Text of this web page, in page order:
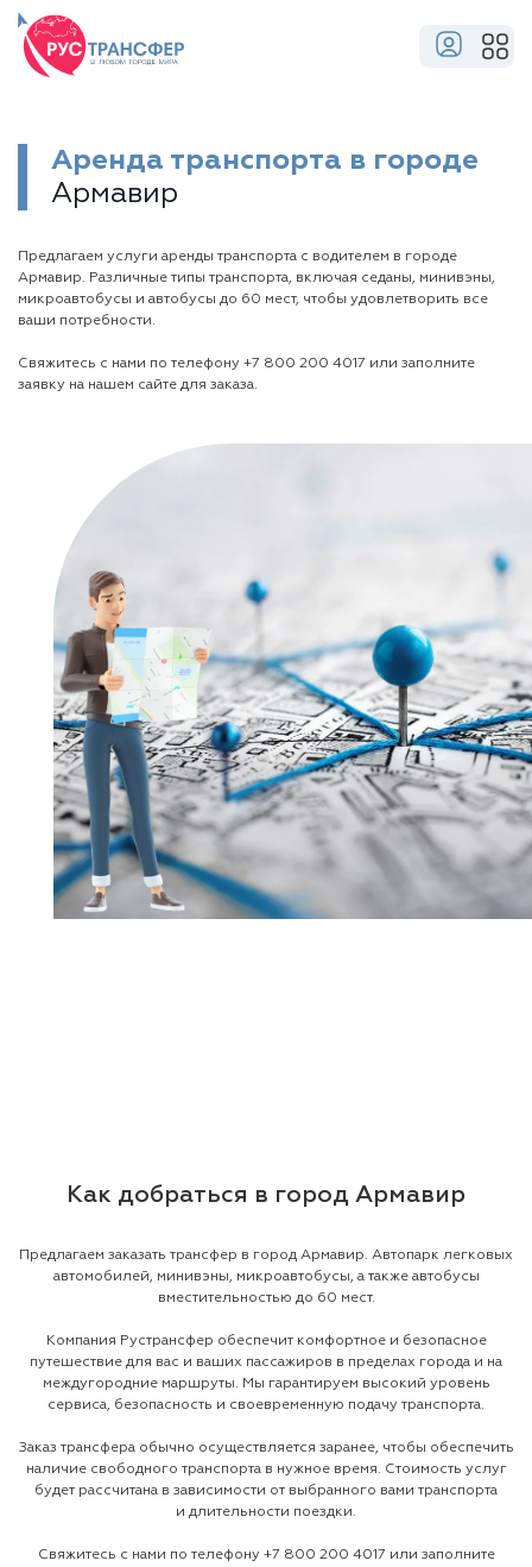
Аренда транспорта в городе
Армавир
Предлагаем услуги аренды транспорта с водителем в городе
Армавир. Различные типы транспорта, включая седаны, минивэны,
микроавтобусы и автобусы до 60 мест, чтобы удовлетворить все
ваши потребности.
Свяжитесь с нами по телефону +7 800 200 4017 или заполните
заявку на нашем сайте для заказа.
Как добраться в город Армавир
Предлагаем заказать трансфер в город Армавир. Автопарк легковых
автомобилей, минивэны, микроавтобусы, а также автобусы
вместительностью до 60 мест.
Компания Рустрансфер обеспечит комфортное и безопасное
путешествие для вас и ваших пассажиров в пределах города и на
междугородние маршруты. Мы гарантируем высокий уровень
сервиса, безопасность и своевременную подачу транспорта.
Заказ трансфера обычно осуществляется заранее, чтобы обеспечить
наличие свободного транспорта в нужное время. Стоимость услуг
будет рассчитана в зависимости от выбранного вами транспорта
и длительности поездки.
Свяжитесь с нами по телефону +7 800 200 4017 или заполните